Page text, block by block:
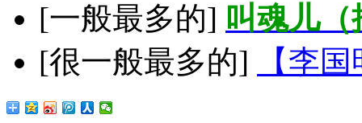
[一般最多的] 叫魂儿
[很一般最多的]
【李